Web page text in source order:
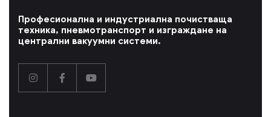
Професионална и индустриална почистваща
техника, пневмотранспорт и изграждане на
централни вакуумни системи.